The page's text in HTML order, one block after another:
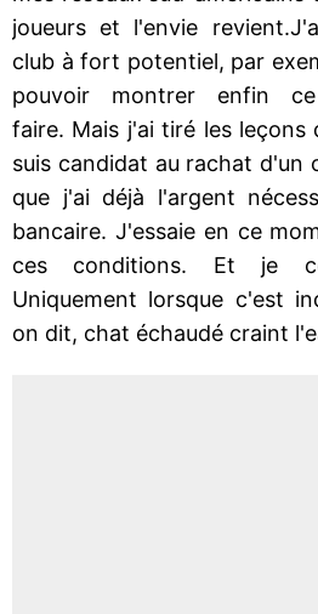
joueurs et l'envie
club à fort potentiel, par
pouvoir montrer enfin
faire. Mais j'ai tiré les leçons
suis candidat au rachat d'un
que j'ai déjà l'argent
bancaire. J'essaie en ce
ces conditions. Et je
Uniquement lorsque c'est
on dit, chat échaudé craint